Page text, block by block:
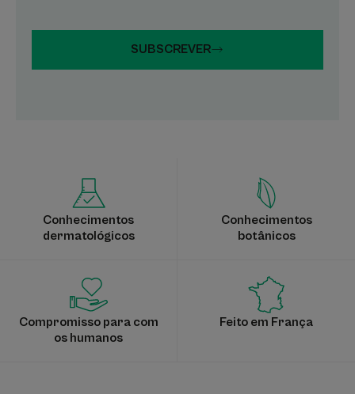
SUBSCREVER
Conhecimentos
dermatológicos
Conhecimentos
botânicos
Compromisso para com
os humanos
Feito em França